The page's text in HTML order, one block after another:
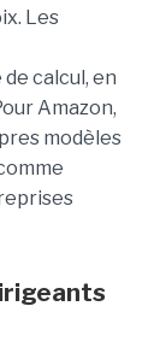
Les
calcul, en
Amazon,
modèles